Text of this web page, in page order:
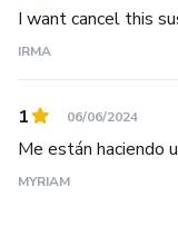
I want cancel this
IRMA
1 06/06/2024
Me están haciendo
MYRIAM